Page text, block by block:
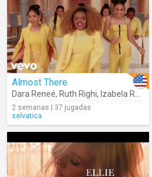
Almost There
Dara Reneé, Ruth Righi, Izabela Rose
2 semanas | 37 jugadas
selvatica